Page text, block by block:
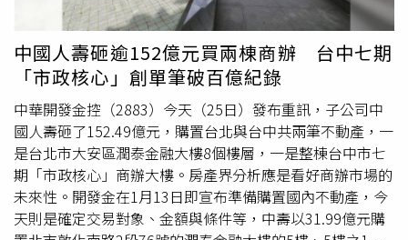
在確診數高，團客幾乎都取消，「之前還有政府紓困，現在
都是業者自己苦撐。一有風吹草動，市場就一下子全萎
縮。」目前約2成旅館選擇歇業、關閉部分樓層，也有人不
想經營，只要等到好價格就轉賣。CTWANT記者上網搜尋待
售旅館，的確找到一棟礁溪屋齡7年的全棟旅館正在出售，
土地面積139坪，6層樓高，共12間房，記者循線向仲介打
聽，仲介表示業主當初買地自建旅館，現在不想經營了，要
以2.4億元轉手，有誠意再談。不過在地人士向CTWANT記
者透露，「該旅館2、3年前出售時開價1.2億元，短短幾年
價格便翻倍，讓人相當傻眼。」對此，梁博凱表示，目前在
中國人壽砸逾152億元買兩棟商辦 台中七期
「市政核心」創單筆破百億紀錄
中華開發金控（2883）今天（25日）發布重訊，子公司中
國人壽砸了152.49億元，購置台北與台中共兩筆不動產，一
是台北市大安區潤泰金融大樓8個樓層，一是整棟台中市七
期「市政核心」商辦大樓。房產界分析應是看好商辦市場的
未來性。開發金在1月13日即宣布準備購置國內不動產，今
天則是確定交易對象、金額與條件等，中壽以31.99億元購